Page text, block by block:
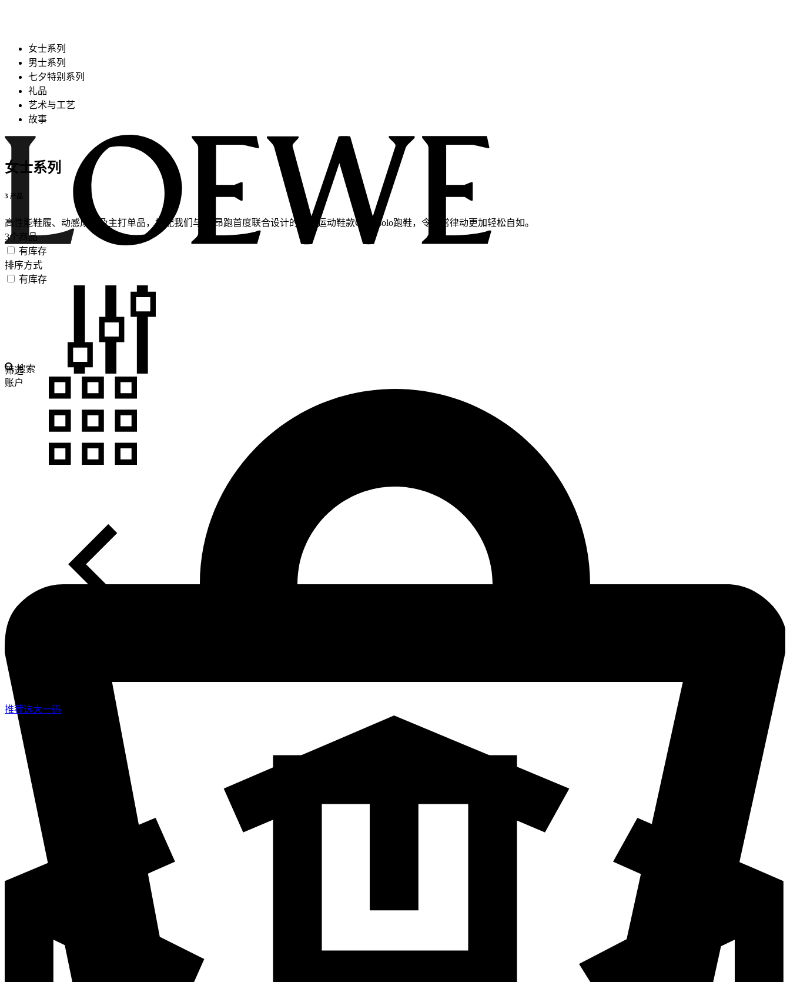
女士系列
男士系列
七夕特别系列
礼品
艺术与工艺
故事
搜索
账户
女士系列
3 产品
高性能鞋履、动感成衣及主打单品，搭配我们与On昂跑首度联合设计的崭新运动鞋款Cloudsolo跑鞋，令日常律动更加轻松自如。
3个商品
有库存
排序方式
有库存
筛选
推荐选大一码